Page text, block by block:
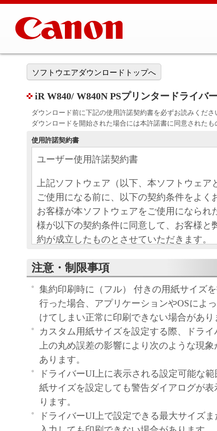
ソフトウエアダウンロードトップへ
iR W840/ W840N PSプリンタードライバ
ダウンロード前に下記の使用許諾契約書を必ずお読みくださ
ダウンロードを開始された場合には本許諾書に同意された
使用許諾契約書
ユーザー使用許諾契約書
上記ソフトウェア（以下、本ソフトウェア
ご使用になる前に、以下の契約条件をよく
お客様が本ソフトウェアをご使用になられ
様が以下の契約条件に同意して、お客様と
約が成立したものとさせていただきます。
（１）弊社は、お客様に対し、本ソフトウ
における譲渡不能の非独占的使用権を、本
き許諾します。本契約条件により許諾され
様にはいかなる権利も発生しません。また
ア及びその全ての複製物に関する権利は、
のライセンス許諾者に帰属します。
（２）お客様は、今回お買い上げいただい
る限りにおいて、本ソフトウェアを１台の
インストールして使用することができます
（３）お客様は、本ソフトウェアの全部ま
使用許諾、譲渡、頒布、貸与、その他の方
注意・制限事項
集約印刷時に（フル） 付きの用紙サイズ
行った場合、アプリケーションやOSによ
けてしまい正常に印刷できない場合があり
カスタム用紙サイズを設定する際、ドラ
上の丸め誤差の影響により次のような現
あります。
ドライバーUI上に表示される設定可能な
紙サイズを設定しても警告ダイアログが
ります。
ドライバーUI上で設定できる最大サイズ